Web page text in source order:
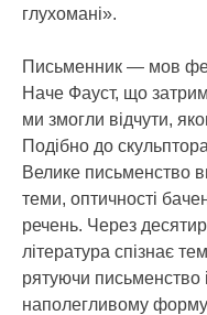
глухомані».
Письменник — мов
Наче Фауст, що
ми змогли відчути,
Подібно до
Велике письменство
теми, оптичності
речень. Через
література спізнає
рятуючи письменство
наполегливому